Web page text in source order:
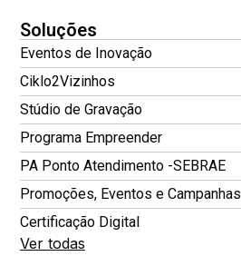
Soluções
Eventos de Inovação
Ciklo2Vizinhos
Stúdio de Gravação
Programa Empreender
PA Ponto Atendimento -SEBRAE
Promoções, Eventos e Campanhas
Certificação Digital
Ver todas